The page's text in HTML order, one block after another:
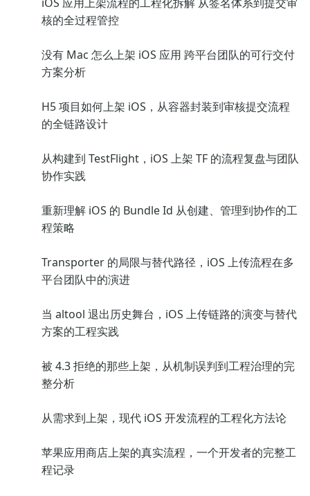
核的全过程管控
没有 Mac 怎么上架 iOS 应用 跨平台团队的可行交付
方案分析
H5 项目如何上架 iOS，从容器封装到审核提交流程
的全链路设计
从构建到 TestFlight，iOS 上架 TF 的流程复盘与团队
协作实践
重新理解 iOS 的 Bundle Id 从创建、管理到协作的工
程策略
Transporter 的局限与替代路径，iOS 上传流程在多
平台团队中的演进
当 altool 退出历史舞台，iOS 上传链路的演变与替代
方案的工程实践
被 4.3 拒绝的那些上架，从机制误判到工程治理的完
整分析
从需求到上架，现代 iOS 开发流程的工程化方法论
苹果应用商店上架的真实流程，一个开发者的完整工
程记录